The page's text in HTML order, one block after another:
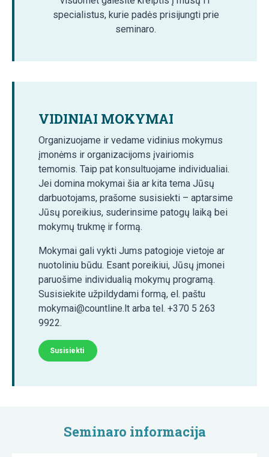
specialistus, kurie padės prisijungti prie
seminaro.
VIDINIAI MOKYMAI
Organizuojame ir vedame vidinius mokymus
įmonėms ir organizacijoms įvairiomis
temomis. Taip pat konsultuojame individualiai.
Jei domina mokymai šia ar kita tema Jūsų
darbuotojams, prašome susisiekti – aptarsime
Jūsų poreikius, suderinsime patogų laiką bei
mokymų trukmę ir formą.
Mokymai gali vykti Jums patogioje vietoje ar
nuotoliniu būdu. Esant poreikiui, Jūsų įmonei
paruošime individualią mokymų programą.
Susisiekite užpildydami formą, el. paštu
mokymai@countline.lt arba tel. +370 5 263
9922.
Susisiekti
Seminaro informacija